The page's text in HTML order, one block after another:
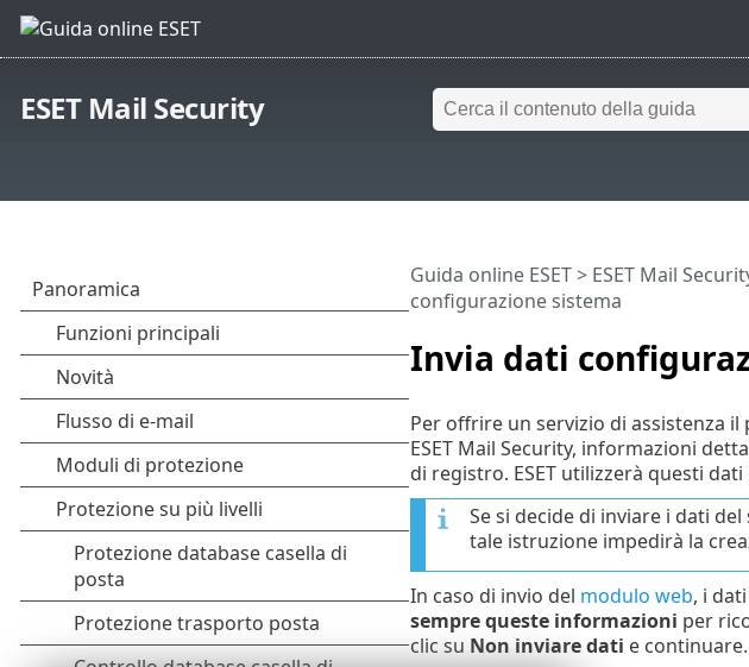
ESET Mail Security
Invia dati
Guida online ESET> ESET Mail
configurazione sistema
Per offrire un servizio di assistenza
ESET Mail Security, informazioni
di registro. ESET utilizzerà questi
Se si decide di inviare i dati
tale istruzione impedirà la
In caso di invio del modulo web, i
sempre queste informazioni per
clic su Non inviare dati e continuare.